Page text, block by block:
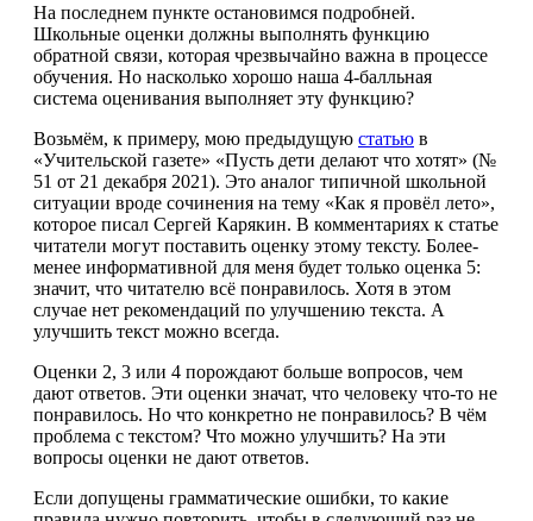
На последнем пункте остановимся подробней.
Школьные оценки должны выполнять функцию
обратной связи, которая чрезвычайно важна в процессе
обучения. Но насколько хорошо наша 4-балльная
система оценивания выполняет эту функцию?
Возьмём, к примеру, мою предыдущую статью в
«Учительской газете» «Пусть дети делают что хотят» (№
51 от 21 декабря 2021). Это аналог типичной школьной
ситуации вроде сочинения на тему «Как я провёл лето»,
которое писал Сергей Карякин. В комментариях к статье
читатели могут поставить оценку этому тексту. Более-
менее информативной для меня будет только оценка 5:
значит, что читателю всё понравилось. Хотя в этом
случае нет рекомендаций по улучшению текста. А
улучшить текст можно всегда.
Оценки 2, 3 или 4 порождают больше вопросов, чем
дают ответов. Эти оценки значат, что человеку что-то не
понравилось. Но что конкретно не понравилось? В чём
проблема с текстом? Что можно улучшить? На эти
вопросы оценки не дают ответов.
Если допущены грамматические ошибки, то какие